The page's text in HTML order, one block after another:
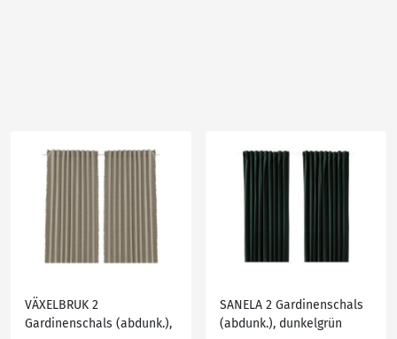
VÄXELBRUK 2
Gardinenschals (abdunk.),
SANELA 2 Gardinenschals
(abdunk.), dunkelgrün